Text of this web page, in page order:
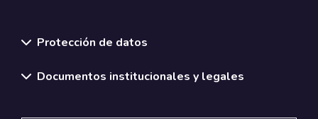
Protección de datos
Documentos institucionales y legales